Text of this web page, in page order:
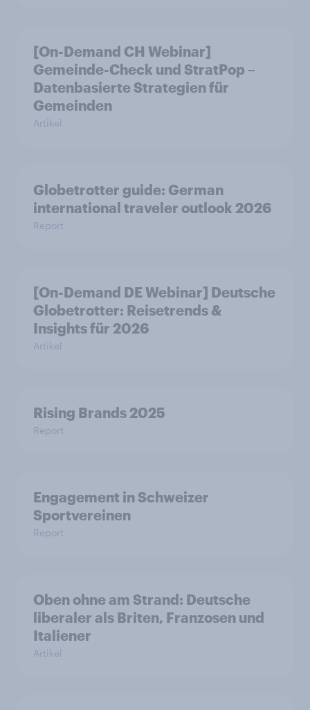
[On-Demand CH Webinar]
Gemeinde-Check und StratPop –
Datenbasierte Strategien für
Gemeinden
Artikel
Globetrotter guide: German
international traveler outlook 2026
Report
[On-Demand DE Webinar] Deutsche
Globetrotter: Reisetrends &
Insights für 2026
Artikel
Rising Brands 2025
Report
Engagement in Schweizer
Sportvereinen
Report
Oben ohne am Strand: Deutsche
liberaler als Briten, Franzosen und
Italiener
Artikel